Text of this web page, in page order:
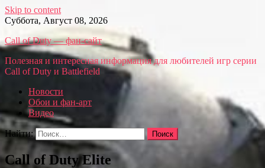
Skip to content
Суббота, Август 08, 2026
Call of Duty — фан-сайт
Полезная и интересная информация для любителей игр серии
Call of Duty и Battlefield
Новости
Обои и фан-арт
Видео
Найти:
Call of Duty Elite